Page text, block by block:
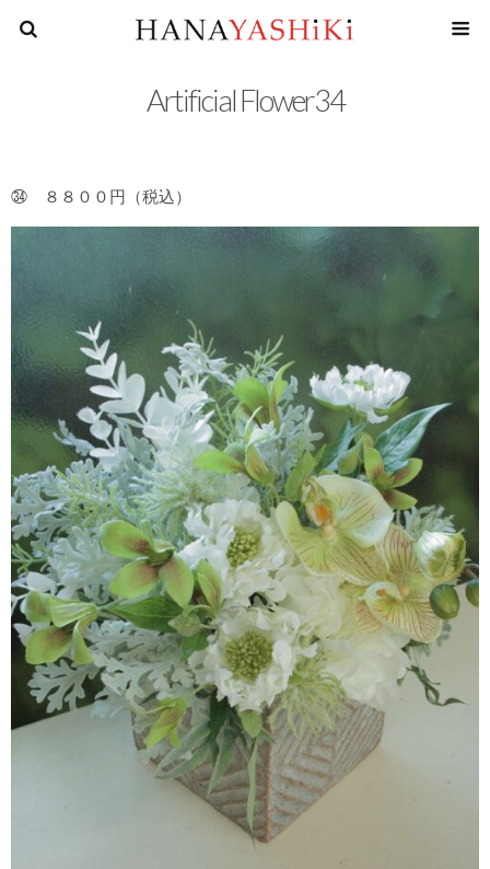
花屋四季
Artificial Flower34
㉞ ８８００円（税込）